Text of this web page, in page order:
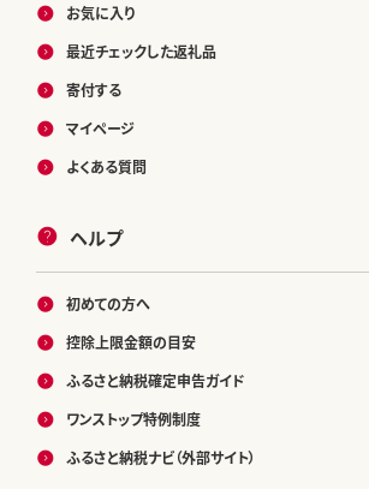
お気に入り
最近チェックした返礼品
寄付する
マイページ
よくある質問
ヘルプ
初めての方へ
控除上限金額の目安
ふるさと納税確定申告ガイド
ワンストップ特例制度
ふるさと納税ナビ（外部サイト）